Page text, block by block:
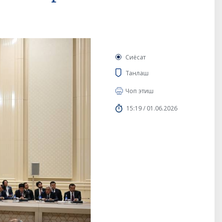
Сиёсат
Танлаш
Чоп этиш
15:19 / 01.06.2026